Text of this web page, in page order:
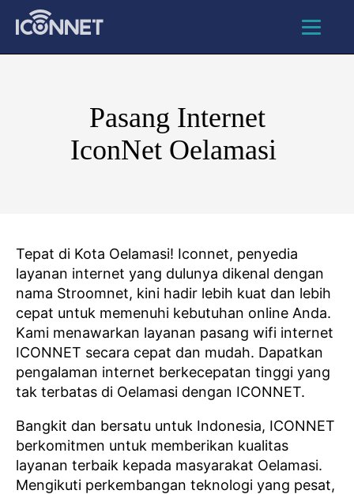
Pasang Internet
IconNet Oelamasi
Tepat di Kota Oelamasi! Iconnet, penyedia
layanan internet yang dulunya dikenal dengan
nama Stroomnet, kini hadir lebih kuat dan lebih
cepat untuk memenuhi kebutuhan online Anda.
Kami menawarkan layanan pasang wifi internet
ICONNET secara cepat dan mudah. Dapatkan
pengalaman internet berkecepatan tinggi yang
tak terbatas di Oelamasi dengan ICONNET.
Bangkit dan bersatu untuk Indonesia, ICONNET
berkomitmen untuk memberikan kualitas
layanan terbaik kepada masyarakat Oelamasi.
Mengikuti perkembangan teknologi yang pesat,